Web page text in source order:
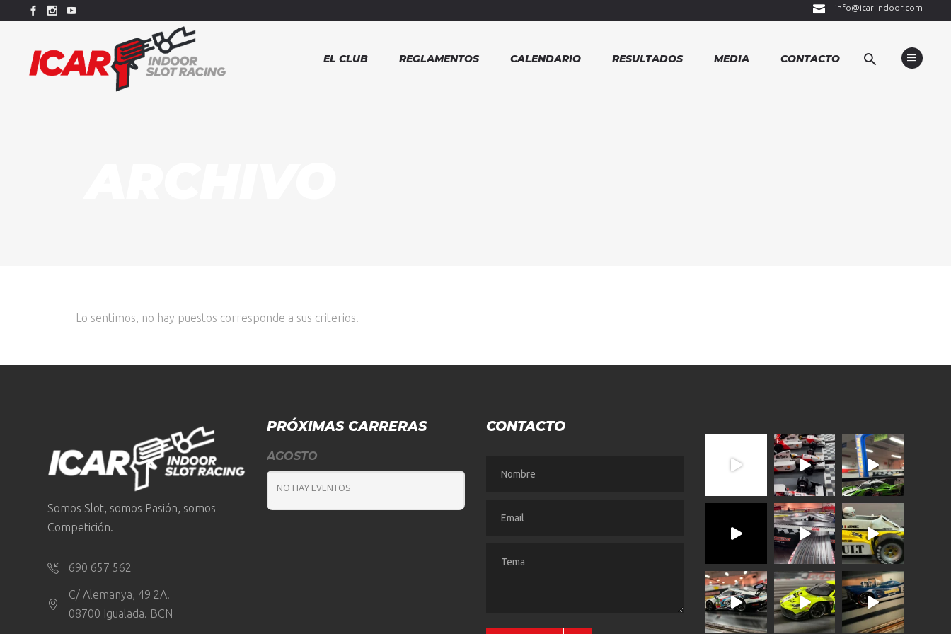
info@icar-indoor.com
EL CLUB REGLAMENTOS CALENDARIO RESULTADOS MEDIA CONTACTO
Lo sentimos, no hay puestos corresponde a sus criterios.
Somos Slot, somos Pasión, somos
Competición.
690 657 562
C/ Alemanya, 49 2A.
08700 Igualada. BCN
PRÓXIMAS CARRERAS
AGOSTO
NO HAY EVENTOS
CONTACTO